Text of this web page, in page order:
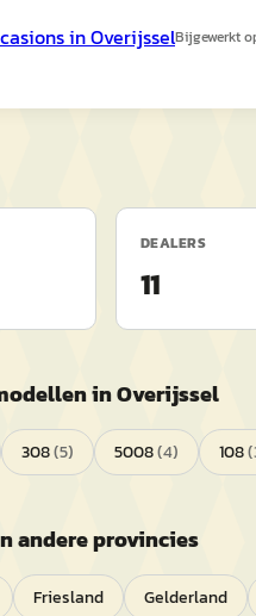
inOverijsselBijgewerkt
DEALERS
11
inOverijssel
308(5) 5008(4) 108(
andere provincies
Friesland Gelderland